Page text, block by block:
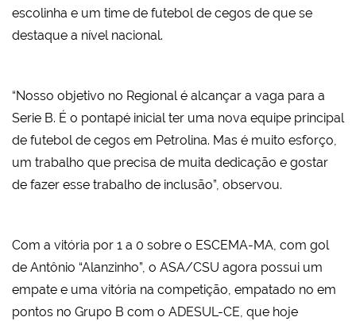
escolinha e um time de futebol de cegos de que se
destaque a nível nacional.
“Nosso objetivo no Regional é alcançar a vaga para a
Serie B. É o pontapé inicial ter uma nova equipe principal
de futebol de cegos em Petrolina. Mas é muito esforço,
um trabalho que precisa de muita dedicação e gostar
de fazer esse trabalho de inclusão”, observou.
Com a vitória por 1 a 0 sobre o ESCEMA-MA, com gol
de Antônio “Alanzinho”, o ASA/CSU agora possui um
empate e uma vitória na competição, empatado no em
pontos no Grupo B com o ADESUL-CE, que hoje